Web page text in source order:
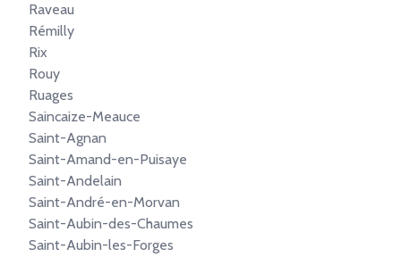
Raveau
Rémilly
Rix
Rouy
Ruages
Saincaize-Meauce
Saint-Agnan
Saint-Amand-en-Puisaye
Saint-Andelain
Saint-André-en-Morvan
Saint-Aubin-des-Chaumes
Saint-Aubin-les-Forges